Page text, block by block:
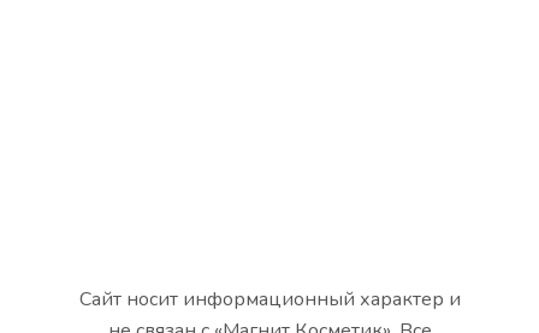
Сайт носит информационный характер и